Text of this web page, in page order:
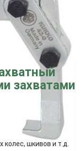
захватами
шкивов и т.д.